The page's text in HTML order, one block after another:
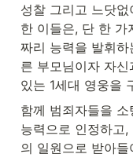
성찰 그리고 느닷
한 이들은, 단 한 가
짜리 능력을 발휘
른 부모님이자 자
있는 1세대 영웅을
함께 범죄자들을
능력으로 인정하고
의 일원으로 받아